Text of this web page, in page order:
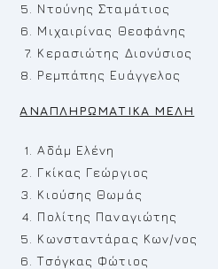
Ντούνης Σταμάτιος
Μιχαιρίνας Θεοφάνης
Κερασιώτης Διονύσιος
Ρεμπάπης Ευάγγελος
ΑΝΑΠΛΗΡΩΜΑΤΙΚΑ ΜΕΛΗ
Αδάμ Ελένη
Γκίκας Γεώργιος
Κιούσης Θωμάς
Πολίτης Παναγιώτης
Κωνσταντάρας Κων/νος
Τσόγκας Φώτιος